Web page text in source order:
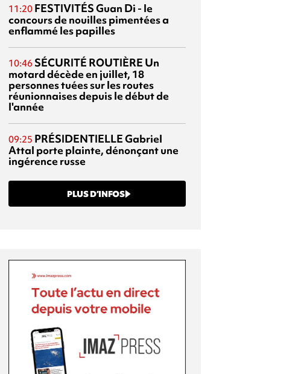
11:20 FESTIVITÉSGuan Di - le
concours de nouilles pimentées a
enflammé les papilles
10:46 SÉCURITÉ ROUTIÈRE Un
motard décède en juillet, 18
personnes tuées sur les routes
réunionnaises depuis le début de
l'année
09:25 PRÉSIDENTIELLEGabriel
Attal porte plainte, dénonçant une
ingérence russe
PLUS D’INFOS